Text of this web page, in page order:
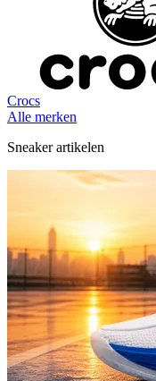
Crocs
Alle merken
Sneaker artikelen